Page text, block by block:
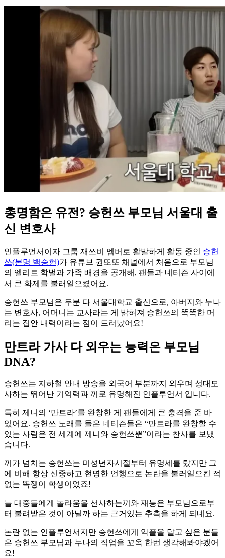
총명함은 유전? 승헌쓰 부모님 서울대 출
신 변호사
인플루언서이자 그룹 재쓰비 멤버로 활발하게 활동 중인 승헌
쓰(본명 백승헌)가 유튜브 권또또 채널에서 처음으로 부모님
의 엘리트 학벌과 가족 배경을 공개해, 팬들과 네티즌 사이에
서 큰 화제를 불러일으켰어요.
승헌쓰 부모님은 두분 다 서울대학교 출신으로, 아버지와 누나
는 변호사, 어머니는 교사라는 게 밝혀져 승헌쓰의 똑똑한 머
리는 집안 내력이라는 점이 드러났어요!
만트라 가사 다 외우는 능력은 부모님
DNA?
승헌쓰는 지하철 안내 방송을 외국어 부분까지 외우며 성대모
사하는 뛰어난 기억력과 끼로 유명해진 인플루언서 입니다.
특히 제니의 ‘만트라’를 완창한 게 팬들에게 큰 충격을 준 바
있어요. 승헌쓰 노래를 들은 네티즌들은 “만트라를 완창할 수
있는 사람은 전 세계에 제니와 승헌쓰뿐”이라는 찬사를 보냈
습니다.
끼가 넘치는 승헌쓰는 미성년자시절부터 유명세를 탔지만 그
에 비해 항상 신중하고 현명한 언행으로 논란을 불러일으킨 적
없는 똑쟁이 학생이었죠!
늘 대중들에게 놀라움을 선사하는끼와 재능은 부모님으로부
터 불려받은 것이 아닐까 하는 근거있는 추측을 하게 되네요.
논란 없는 인플루언서지만 승헌쓰에게 악플을 달고 싶은 분들
은 승헌쓰 부모님과 누나의 직업을 꼬옥 한번 생각해봐야겠어
요!